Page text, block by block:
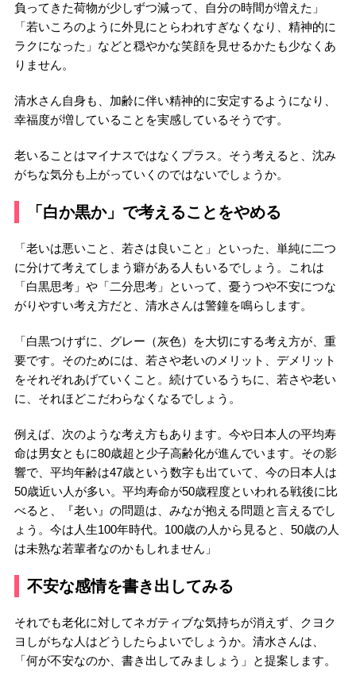
負ってきた荷物が少しずつ減って、自分の時間が増えた」
「若いころのように外見にとらわれすぎなくなり、精神的に
ラクになった」などと穏やかな笑顔を見せるかたも少なくあ
りません。
清水さん自身も、加齢に伴い精神的に安定するようになり、
幸福度が増していることを実感しているそうです。
老いることはマイナスではなくプラス。そう考えると、沈み
がちな気分も上がっていくのではないでしょうか。
「白か黒か」で考えることをやめる
「老いは悪いこと、若さは良いこと」といった、単純に二つ
に分けて考えてしまう癖がある人もいるでしょう。これは
「白黒思考」や「二分思考」といって、憂うつや不安につな
がりやすい考え方だと、清水さんは警鐘を鳴らします。
「白黒つけずに、グレー（灰色）を大切にする考え方が、重
要です。そのためには、若さや老いのメリット、デメリット
をそれぞれあげていくこと。続けているうちに、若さや老い
に、それほどこだわらなくなるでしょう。
例えば、次のような考え方もあります。今や日本人の平均寿
命は男女ともに80歳超と少子高齢化が進んでいます。その影
響で、平均年齢は47歳という数字も出ていて、今の日本人は
50歳近い人が多い。平均寿命が50歳程度といわれる戦後に比
べると、『老い』の問題は、みなが抱える問題と言えるでし
ょう。今は人生100年時代。100歳の人から見ると、50歳の人
は未熟な若輩者なのかもしれません」
不安な感情を書き出してみる
それでも老化に対してネガティブな気持ちが消えず、クヨク
ヨしがちな人はどうしたらよいでしょうか。清水さんは、
「何が不安なのか、書き出してみましょう」と提案します。